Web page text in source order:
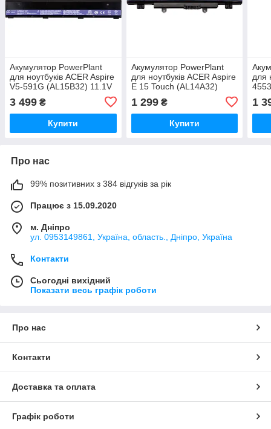
Акумулятор PowerPlant
для ноутбуків ACER Aspire
V5-591G (AL15B32) 11.1V
3 499 ₴
Купити
Акумулятор PowerPlant
для ноутбуків ACER Aspire
E 15 Touch (AL14A32)
1 299₴
Купити
для
1
Про нас
99% позитивних з 384 відгуків за рік
Працює з 15.09.2020
м. Дніпро
ул. 0953149861, Україна, область., Дніпро, Україна
Контакти
Сьогодні вихідний
Показати весь графік роботи
Про нас
Контакти
Доставка та оплата
Графік роботи